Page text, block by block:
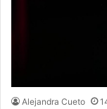
Alejandra Cueto